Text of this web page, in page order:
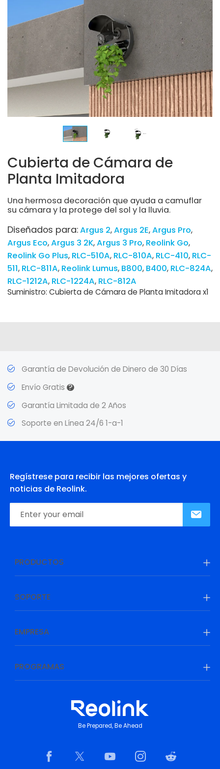
Cubierta de Cámara de
Planta Imitadora
Una hermosa decoración que ayuda a camuflar
su cámara y la protege del sol y la lluvia.
Diseñados para:Argus 2 Argus 2E Argus Pro
Argus Eco Argus 3 2K Argus 3 Pro Reolink Go
Reolink Go Plus RLC-510A RLC-810A RLC-410 RLC-
511 RLC-811A Reolink Lumus B800 B400 RLC-824A
RLC-1212A RLC-1224A RLC-812A
Suministro: Cubierta de Cámara de Planta Imitadora x1
Garantía de Devolución de Dinero de 30 Días
Envío Gratis ?
Garantía Limitada de 2 Años
Soporte en Línea 24/6 1-a-1
Regístrese para recibir las mejores ofertas y
noticias de Reolink.
PRODUCTOS
SOPORTE
EMPRESA
PROGRAMAS
Be Prepared, Be Ahead